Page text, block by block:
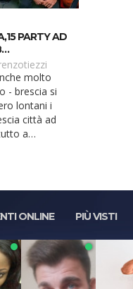
PARTY AD
- brescia si
lontani i
città ad
a
ONLINE PIÙ VISTI